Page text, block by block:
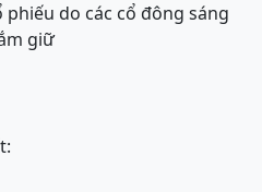
phiếu do các cổ đông sáng
giữ